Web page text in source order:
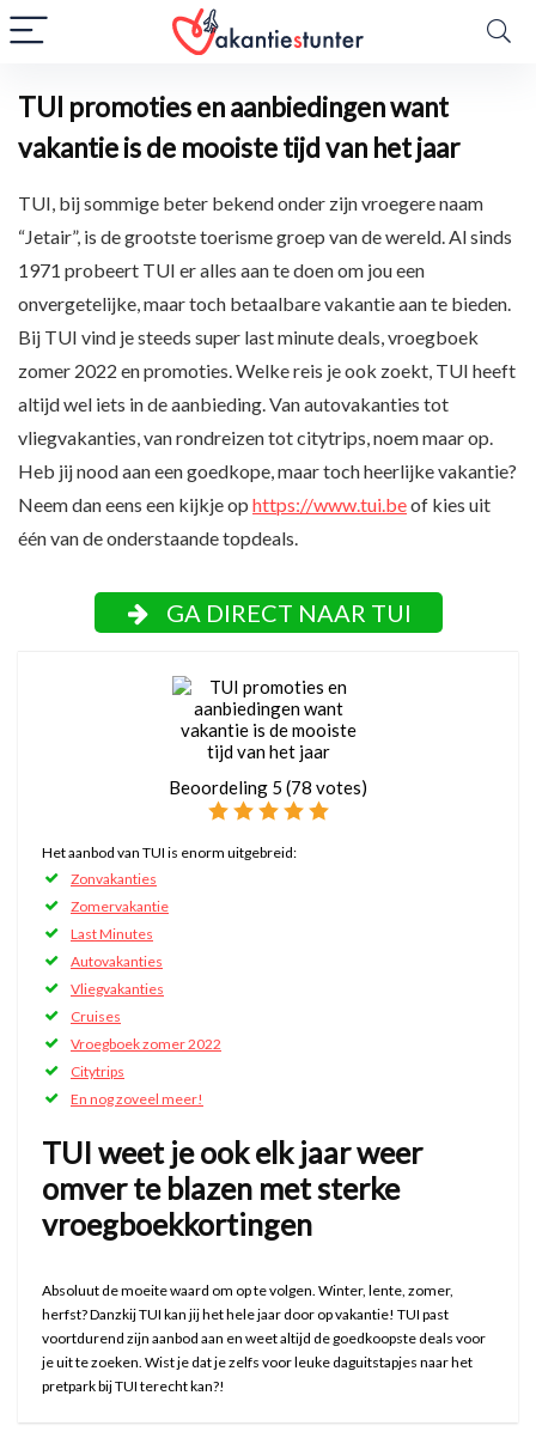
TUI promoties en aanbiedingen want
vakantie is de mooiste tijd van het jaar
TUI, bij sommige beter bekend onder zijn vroegere naam
“Jetair”, is de grootste toerisme groep van de wereld. Al sinds
1971 probeert TUI er alles aan te doen om jou een
onvergetelijke, maar toch betaalbare vakantie aan te bieden.
Bij TUI vind je steeds super last minute deals, vroegboek
zomer 2022 en promoties. Welke reis je ook zoekt, TUI heeft
altijd wel iets in de aanbieding. Van autovakanties tot
vliegvakanties, van rondreizen tot citytrips, noem maar op.
Heb jij nood aan een goedkope, maar toch heerlijke vakantie?
Neem dan eens een kijkje op https://www.tui.beof kies uit
één van de onderstaande topdeals.
GA DIRECT NAAR TUI
Beoordeling 5 (78 votes)
Het aanbod van TUI is enorm uitgebreid:
Zonvakanties
Zomervakantie
Last Minutes
Autovakanties
Vliegvakanties
Cruises
Vroegboek zomer 2022
Citytrips
En nog zoveel meer!
TUI weet je ook elk jaar weer
omver te blazen met sterke
vroegboekkortingen
Absoluut de moeite waard om op te volgen. Winter, lente, zomer,
herfst? Danzkij TUI kan jij het hele jaar door op vakantie! TUI past
voortdurend zijn aanbod aan en weet altijd de goedkoopste deals voor
je uit te zoeken. Wist je dat je zelfs voor leuke daguitstapjes naar het
pretpark bij TUI terecht kan?!